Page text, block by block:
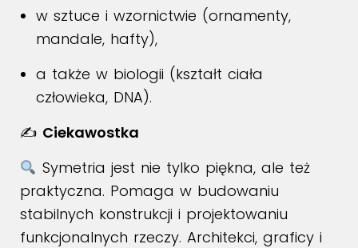
w sztuce i wzornictwie (ornamenty,
mandale, hafty),
a także w biologii (kształt ciała
człowieka, DNA).
✍️ Ciekawostka
Symetria jest nie tylko piękna, ale też
praktyczna. Pomaga w budowaniu
stabilnych konstrukcji i projektowaniu
funkcjonalnych rzeczy. Architekci, graficy i